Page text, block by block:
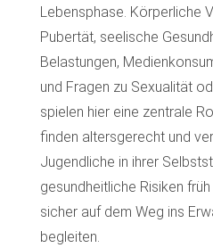
Lebensphase. Körperliche
Pubertät, seelische
Belastungen,
und Fragen zu Sexualität
spielen hier eine zentrale
finden altersgerecht und
Jugendliche in ihrer
gesundheitliche Risiken
sicher auf dem Weg ins
begleiten.